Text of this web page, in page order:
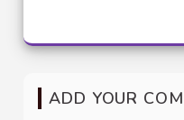
ADD YOUR